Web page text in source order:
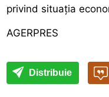
privind situația
AGERPRES
Distribuie